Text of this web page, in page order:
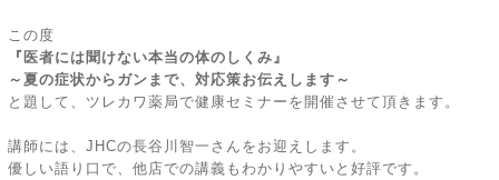
この度
『医者には聞けない本当の体のしくみ』
～夏の症状からガンまで、対応策お伝えします～
と題して、ツレカワ薬局で健康セミナーを開催させて頂きます。
講師には、JHCの長谷川智一さんをお迎えします。
優しい語り口で、他店での講義もわかりやすいと好評です。